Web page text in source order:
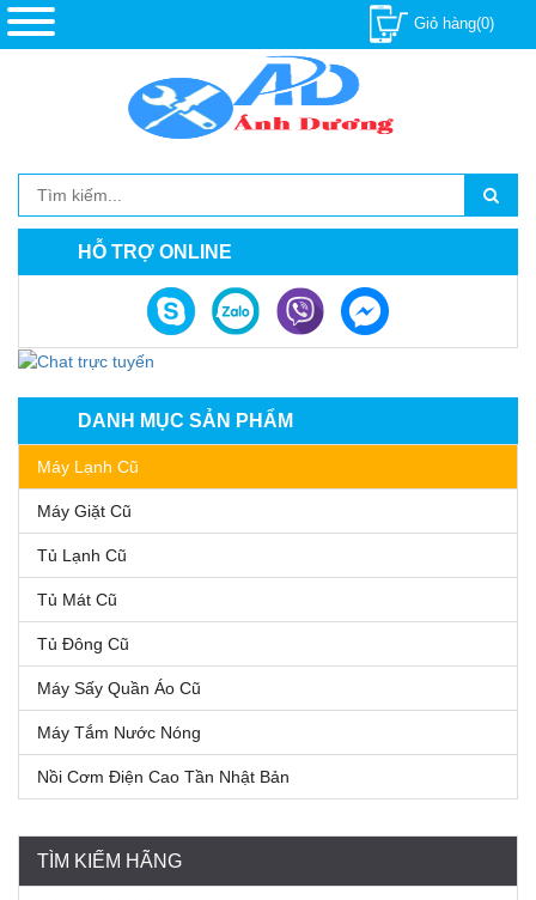
Giỏ hàng(0)
HỖ TRỢ ONLINE
DANH MỤC SẢN PHẨM
Máy Lạnh Cũ
Máy Giặt Cũ
Tủ Lạnh Cũ
Tủ Mát Cũ
Tủ Đông Cũ
Máy Sấy Quần Áo Cũ
Máy Tắm Nước Nóng
Nồi Cơm Điện Cao Tần Nhật Bản
TÌM KIẾM HÃNG